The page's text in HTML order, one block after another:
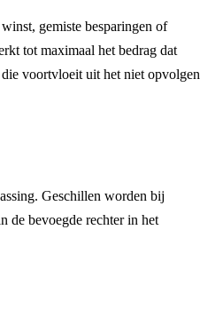
gemiste besparingen of
tot maximaal het bedrag dat
voortvloeit uit het niet opvolgen
Geschillen worden bij
de bevoegde rechter in het